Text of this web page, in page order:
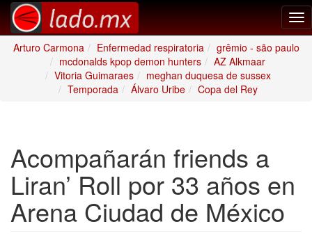
Arturo Carmona
Enfermedad respiratoria
grêmio - são paulo
mcdonalds kpop demon hunters
AZ Alkmaar
Vitoria Guimaraes
meghan duquesa de sussex
Temporada
Álvaro Uribe Copa del Rey
Acompañarán friends a
Liran’ Roll por 33 años en
Arena Ciudad de México